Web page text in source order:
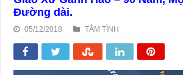
Đường dài.
05/12/2018 TÂM TÌNH